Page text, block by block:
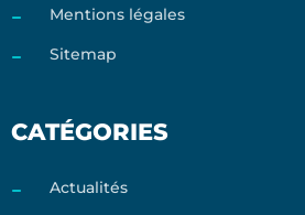
Mentions légales
Sitemap
CATÉGORIES
Actualités